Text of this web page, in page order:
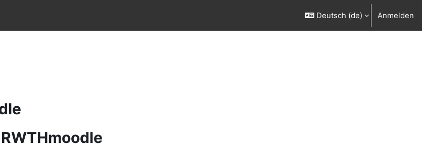
Deutsch ‎(de)‎ Anmelden